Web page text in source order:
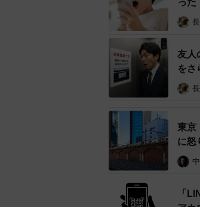
った
友人
をさ
東京
に怒
「